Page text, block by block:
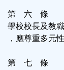
第 六 條
學校校長及教
，應尊重多元
第 七 條